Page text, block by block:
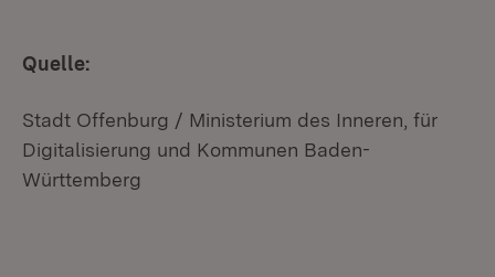
Quelle:
Stadt Offenburg / Ministerium des Inneren, für
Digitalisierung und Kommunen Baden-
Württemberg